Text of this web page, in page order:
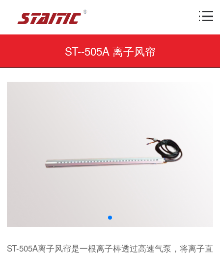
ST--505A 离子风帘
ST-505A离子风帘是一根离子棒透过高速气泵，将离子直